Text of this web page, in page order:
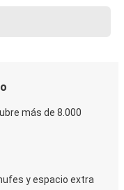
más de 8.000
y espacio extra